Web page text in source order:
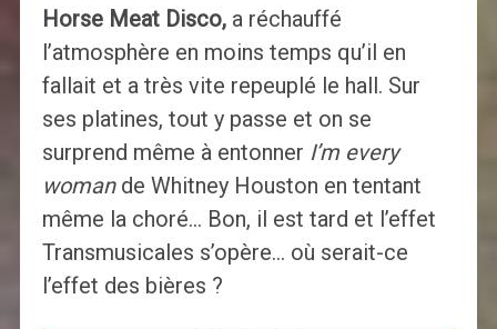
Horse Meat Disco,a réchauffé
l’atmosphère en moins temps qu’il en
fallait et a très vite repeuplé le hall. Sur
ses platines, tout y passe et on se
surprend même à entonner I’m every
woman de Whitney Houston en tentant
même la choré… Bon, il est tard et l’effet
Transmusicales s’opère… où serait-ce
l’effet des bières ?